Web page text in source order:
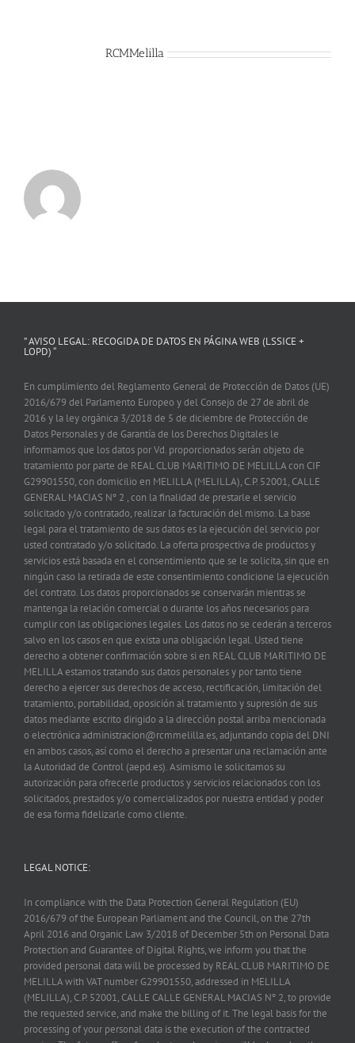
RCMMelilla
” AVISO LEGAL: RECOGIDA DE DATOS EN PÁGINA WEB (LSSICE +
LOPD) “
En cumplimiento del Reglamento General de Protección de Datos (UE)
2016/679 del Parlamento Europeo y del Consejo de 27 de abril de
2016 y la ley orgánica 3/2018 de 5 de diciembre de Protección de
Datos Personales y de Garantía de los Derechos Digitales le
informamos que los datos por Vd. proporcionados serán objeto de
tratamiento por parte de REAL CLUB MARITIMO DE MELILLA con CIF
G29901550, con domicilio en MELILLA (MELILLA), C.P. 52001, CALLE
GENERAL MACIAS Nº 2 , con la finalidad de prestarle el servicio
solicitado y/o contratado, realizar la facturación del mismo. La base
legal para el tratamiento de sus datos es la ejecución del servicio por
usted contratado y/o solicitado. La oferta prospectiva de productos y
servicios está basada en el consentimiento que se le solicita, sin que en
ningún caso la retirada de este consentimiento condicione la ejecución
del contrato. Los datos proporcionados se conservarán mientras se
mantenga la relación comercial o durante los años necesarios para
cumplir con las obligaciones legales. Los datos no se cederán a terceros
salvo en los casos en que exista una obligación legal. Usted tiene
derecho a obtener confirmación sobre si en REAL CLUB MARITIMO DE
MELILLA estamos tratando sus datos personales y por tanto tiene
derecho a ejercer sus derechos de acceso, rectificación, limitación del
tratamiento, portabilidad, oposición al tratamiento y supresión de sus
datos mediante escrito dirigido a la dirección postal arriba mencionada
o electrónica administracion@rcmmelilla.es, adjuntando copia del DNI
en ambos casos, así como el derecho a presentar una reclamación ante
la Autoridad de Control (aepd.es). Asimismo le solicitamos su
autorización para ofrecerle productos y servicios relacionados con los
solicitados, prestados y/o comercializados por nuestra entidad y poder
de esa forma fidelizarle como cliente.
LEGAL NOTICE:
In compliance with the Data Protection General Regulation (EU)
2016/679 of the European Parliament and the Council, on the 27th
April 2016 and Organic Law 3/2018 of December 5th on Personal Data
Protection and Guarantee of Digital Rights, we inform you that the
provided personal data will be processed by REAL CLUB MARITIMO DE
MELILLA with VAT number G29901550, addressed in MELILLA
(MELILLA), C.P. 52001, CALLE CALLE GENERAL MACIAS Nº 2, to provide
the requested service, and make the billing of it. The legal basis for the
processing of your personal data is the execution of the contracted